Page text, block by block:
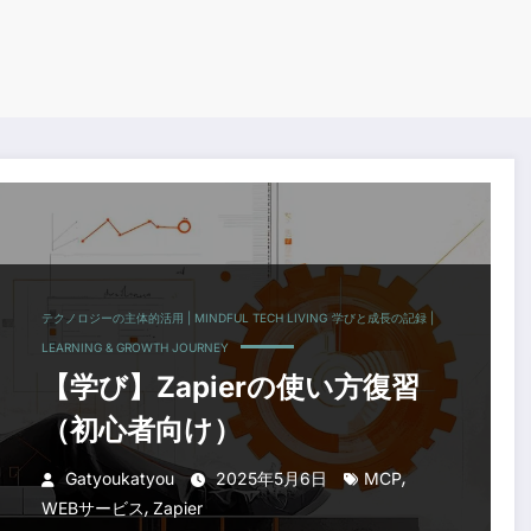
テクノロジーの主体的活用 | MINDFUL TECH LIVING 学びと成長の記録 |
LEARNING & GROWTH JOURNEY
【学び】Zapierの使い方復習
（初心者向け）
Gatyoukatyou 2025年5月6日 MCP,
WEBサービス, Zapier